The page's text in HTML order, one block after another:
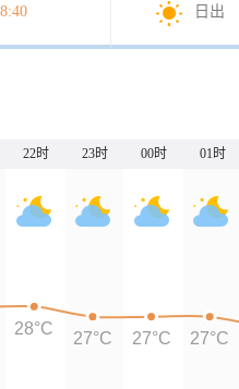
日出
22时 23时 00时 01时
28°C
27°C 27°C 27°C